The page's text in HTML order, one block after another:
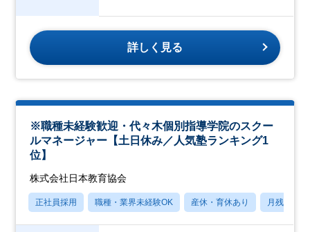
詳しく見る
※職種未経験歓迎・代々木個別指導学院のスクー
ルマネージャー【土日休み／人気塾ランキング1
位】
株式会社日本教育協会
正社員採用 職種・業界未経験OK 産休・育休あり 月残業20